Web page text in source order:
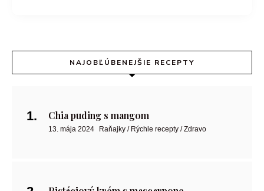
NAJOBĽÚBENEJŠIE RECEPTY
Chia puding s mangom
13. mája 2024 Raňajky / Rýchle recepty / Zdravo